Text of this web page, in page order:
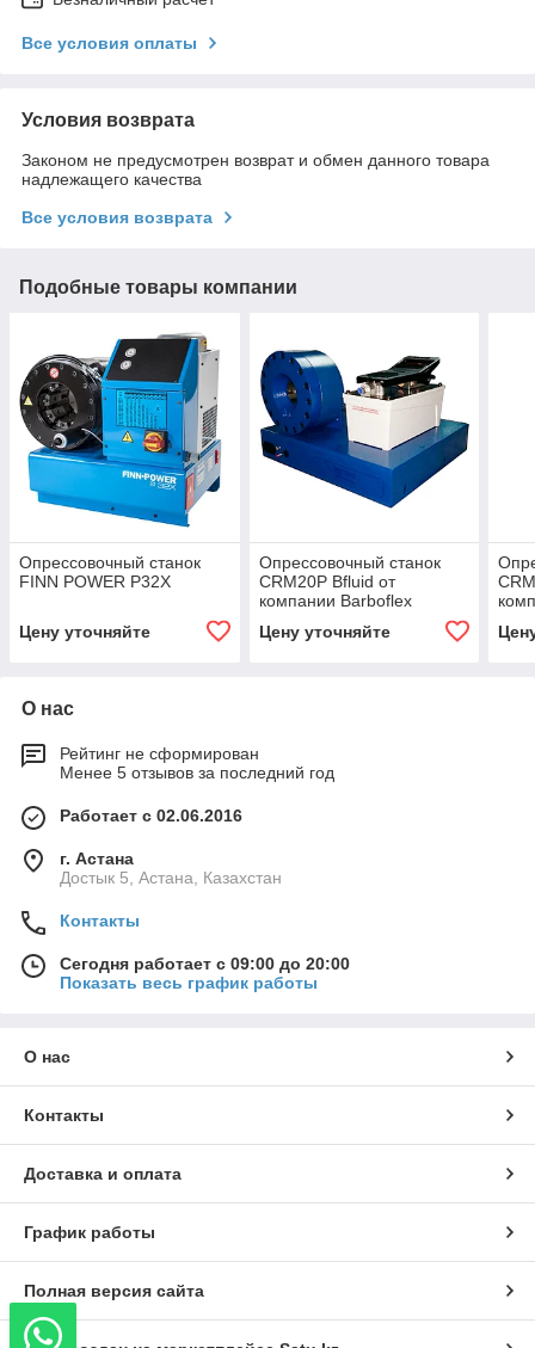
Все условия оплаты
Условия возврата
Законом не предусмотрен возврат и обмен данного товара
надлежащего качества
Все условия возврата
Подобные товары компании
Опрессовочный станок
FINN POWER P32X
Цену уточняйте
Опрессовочный станок
CRM20P Bfluid от
компании Barboflex
Цену уточняйте
О нас
Рейтинг не сформирован
Менее 5 отзывов за последний год
Работает с 02.06.2016
г. Астана
Достык 5, Астана, Казахстан
Контакты
Сегодня работает с 09:00 до 20:00
Показать весь график работы
О нас
Контакты
Доставка и оплата
График работы
Полная версия сайта